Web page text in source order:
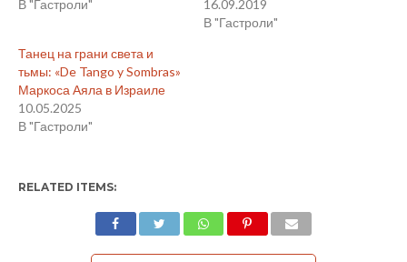
В "Гастроли"
16.09.2019
В "Гастроли"
Танец на грани света и
тьмы: «De Tango y Sombras»
Маркоса Аяла в Израиле
10.05.2025
В "Гастроли"
RELATED ITEMS: